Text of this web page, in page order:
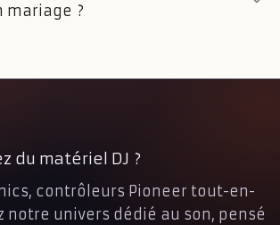
mariage ?
du matériel DJ ?
contrôleurs Pioneer tout-en-
notre univers dédié au son, pensé